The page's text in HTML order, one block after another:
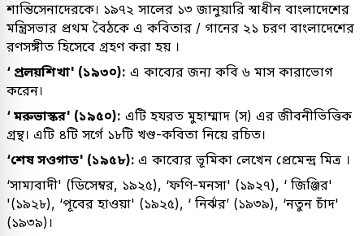
শান্তিসেনাদেরকে। ১৯৭২ সালের ১৩ জানুয়ারি স্বাধীন বাংলাদেশের
মন্ত্রিসভার প্রথম বৈঠকে এ কবিতার / গানের ২১ চরণ বাংলাদেশের
রণসঙ্গীত হিসেবে গ্রহণ করা হয় ।
‘ প্রলয়শিখা' (১৯৩০): এ কাব্যের জন্য কবি ৬ মাস কারাভোগ
করেন।
‘ মরুভাস্কর' (১৯৫০): এটি হযরত মুহাম্মাদ (স) এর জীবনীভিত্তিক
গ্রন্থ। এটি ৪টি সর্গে ১৮টি খণ্ড-কবিতা নিয়ে রচিত।
‘শেষ সওগাত' (১৯৫৮): এ কাব্যের ভূমিকা লেখেন প্রেমেন্দ্র মিত্র ।
‘সাম্যবাদী' (ডিসেম্বর, ১৯২৫), ‘ফণি-মনসা' (১৯২৭), ‘ জিঞ্জির'
'(১৯২৮), ‘পূবের হাওয়া' (১৯২৫), ‘ নির্ঝর’ (১৯৩৯), ‘নতুন চাঁদ'
(১৯৩৯)।